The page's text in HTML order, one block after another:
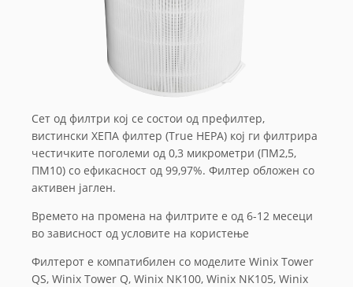
Сет од филтри кој се состои од префилтер,
вистински ХЕПА филтер (True HEPA) кој ги филтрира
честичките поголеми од 0,3 микрометри (ПМ2,5,
ПМ10) со ефикасност од 99,97%. Филтер обложен со
активен јаглен.
Времето на промена на филтрите е од 6-12 месеци
во зависност од условите на користење
Филтерот е компатибилен со моделите Winix Tower
QS, Winix Tower Q, Winix NK100, Winix NK105, Winix